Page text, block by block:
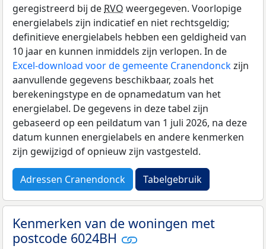
geregistreerd bij de RVO weergegeven. Voorlopige
energielabels zijn indicatief en niet rechtsgeldig;
definitieve energielabels hebben een geldigheid van
10 jaar en kunnen inmiddels zijn verlopen. In de
Excel-download voor de gemeente Cranendonckzijn
aanvullende gegevens beschikbaar, zoals het
berekeningstype en de opnamedatum van het
energielabel. De gegevens in deze tabel zijn
gebaseerd op een peildatum van 1 juli 2026, na deze
datum kunnen energielabels en andere kenmerken
zijn gewijzigd of opnieuw zijn vastgesteld.
Adressen Cranendonck Tabelgebruik
Kenmerken van de woningen met
postcode 6024BH